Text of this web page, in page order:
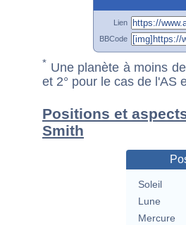
Lien
BBCode
* Une planète à moins
et 2° pour le cas de l'AS
Positions et
Smith
Soleil
Lune
Mercure